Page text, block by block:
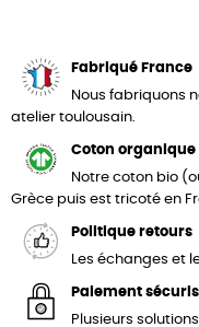
Fabriqué France
Nous fabriquons
atelier toulousain.
Coton organique
Notre coton bio
Grèce puis est tricoté en
Politique retours
Les échanges et
Paiement
Plusieurs